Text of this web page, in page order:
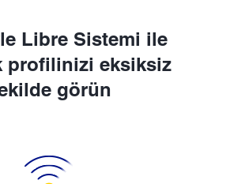
Libre Sistemi ile
profilinizi eksiksiz
görün